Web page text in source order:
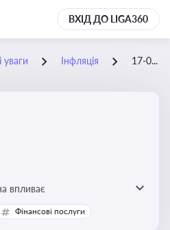
ВХІД ДО LIGA360
уваги Інфляція 17-03-2026
впливає
Фінансові послуги